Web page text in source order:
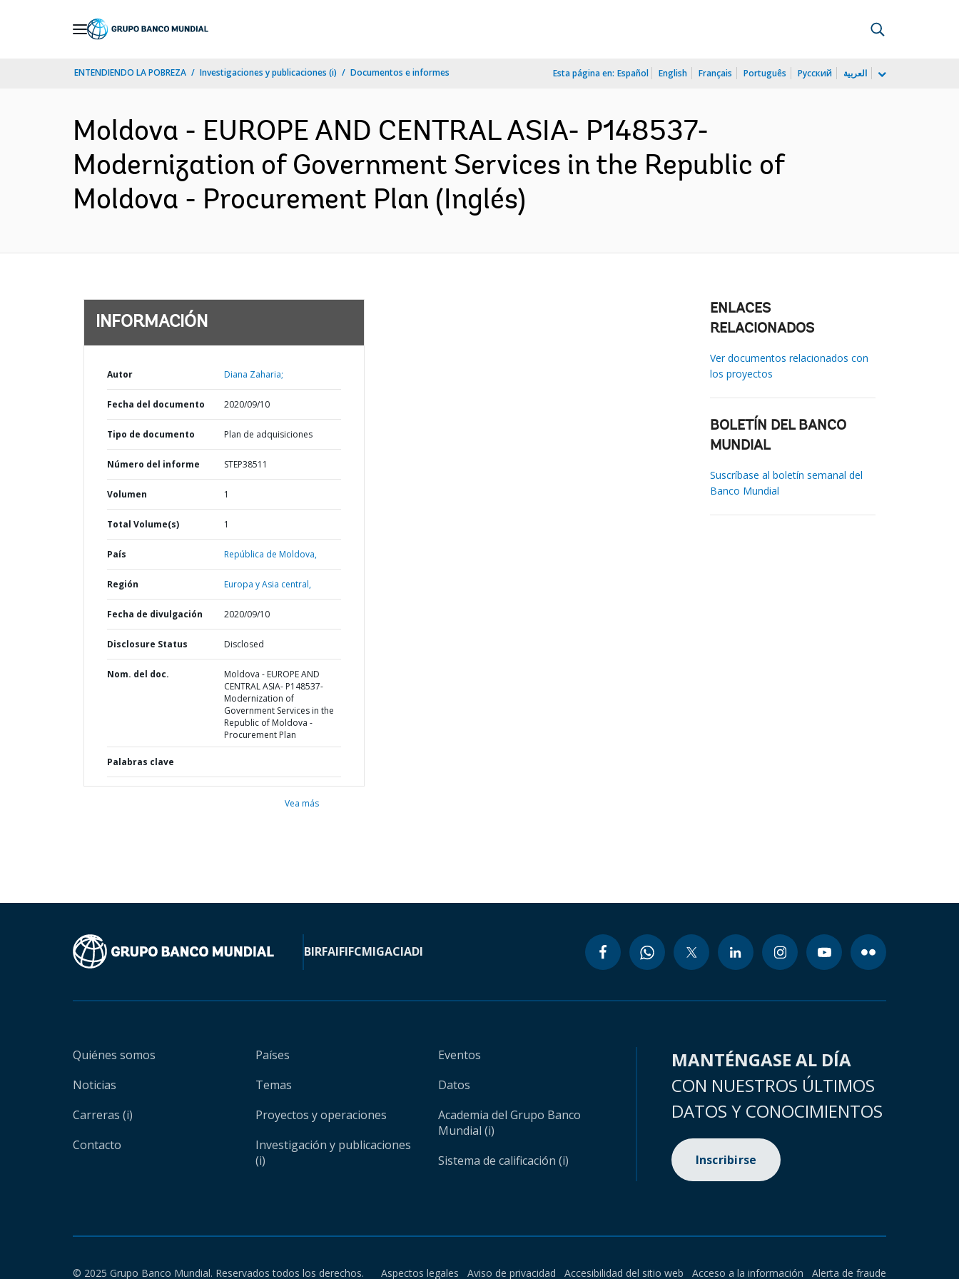
ENTENDIENDO LA POBREZA Investigaciones y publicaciones (i) Documentos e informes Esta página en: Español English Français Português Русский العربية
Moldova - EUROPE AND CENTRAL ASIA- P148537-
Modernization of Government Services in the Republic of
Moldova - Procurement Plan (Inglés)
INFORMACIÓN
Autor Diana Zaharia;
Fecha del documento 2020/09/10
Tipo de documento Plan de adquisiciones
Número del informe STEP38511
Volumen 1
Total Volume(s) 1
País República de Moldova,
Región Europa y Asia central,
Fecha de divulgación 2020/09/10
Disclosure Status Disclosed
Nom. del doc.
Moldova - EUROPE AND
CENTRAL ASIA- P148537-
Modernization of
Government Services in the
Republic of Moldova -
Procurement Plan
Palabras clave
Vea más
ENLACES
RELACIONADOS
Ver documentos relacionados con
los proyectos
BOLETÍN DEL BANCO
MUNDIAL
Suscríbase al boletín semanal del
Banco Mundial
BIRFAIFIFCMIGACIADI
Quiénes somos
Noticias
Carreras (i)
Contacto
Países
Temas
Proyectos y operaciones
Investigación y publicaciones
(i)
Eventos
Datos
Academia del Grupo Banco
Mundial (i)
Sistema de calificación (i)
MANTÉNGASE AL DÍA
CON NUESTROS ÚLTIMOS
DATOS Y CONOCIMIENTOS
Inscribirse
© 2025 Grupo Banco Mundial. Reservados todos los derechos. Aspectos legales Aviso de privacidad Accesibilidad del sitio web Acceso a la información
Alerta de fraude